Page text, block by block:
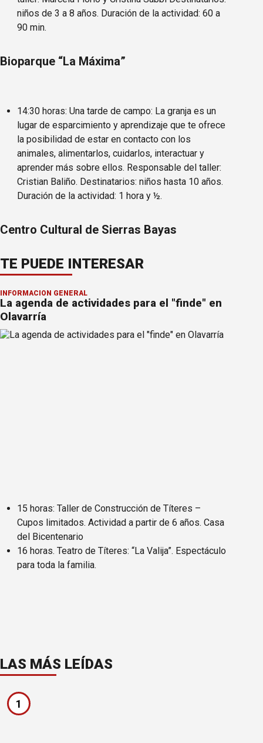
niños de 3 a 8 años. Duración de la actividad: 60 a
90 min.
Bioparque “La Máxima”
14:30 horas: Una tarde de campo: La granja es un
lugar de esparcimiento y aprendizaje que te ofrece
la posibilidad de estar en contacto con los
animales, alimentarlos, cuidarlos, interactuar y
aprender más sobre ellos. Responsable del taller:
Cristian Baliño. Destinatarios: niños hasta 10 años.
Duración de la actividad: 1 hora y ½.
Centro Cultural de Sierras Bayas
TE PUEDE INTERESAR
INFORMACION GENERAL
La agenda de actividades para el "finde" en
Olavarría
15 horas: Taller de Construcción de Títeres –
Cupos limitados. Actividad a partir de 6 años. Casa
del Bicentenario
16 horas. Teatro de Títeres: “La Valija”. Espectáculo
para toda la familia.
LAS MÁS LEÍDAS
1